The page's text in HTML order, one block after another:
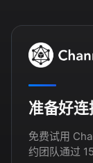
准备好连
免费试用
约团队通过